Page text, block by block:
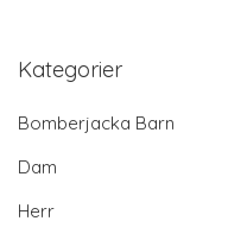
Kategorier
Bomberjacka Barn
Dam
Herr